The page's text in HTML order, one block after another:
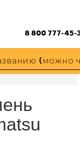
8 800 777-45-